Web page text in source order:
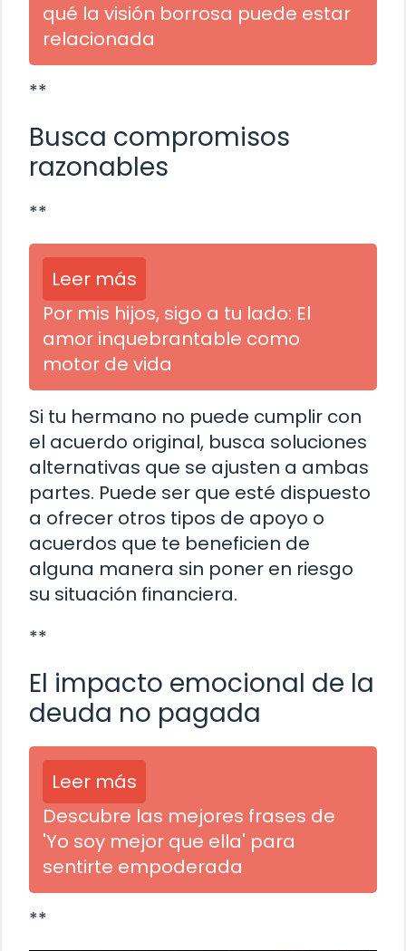
qué la visión borrosa puede estar
relacionada
**
Busca compromisos
razonables
**
Leer más
Por mis hijos, sigo a tu lado: El
amor inquebrantable como
motor de vida
Si tu hermano no puede cumplir con
el acuerdo original, busca soluciones
alternativas que se ajusten a ambas
partes. Puede ser que esté dispuesto
a ofrecer otros tipos de apoyo o
acuerdos que te beneficien de
alguna manera sin poner en riesgo
su situación financiera.
**
El impacto emocional de la
deuda no pagada
Leer más
Descubre las mejores frases de
'Yo soy mejor que ella' para
sentirte empoderada
**